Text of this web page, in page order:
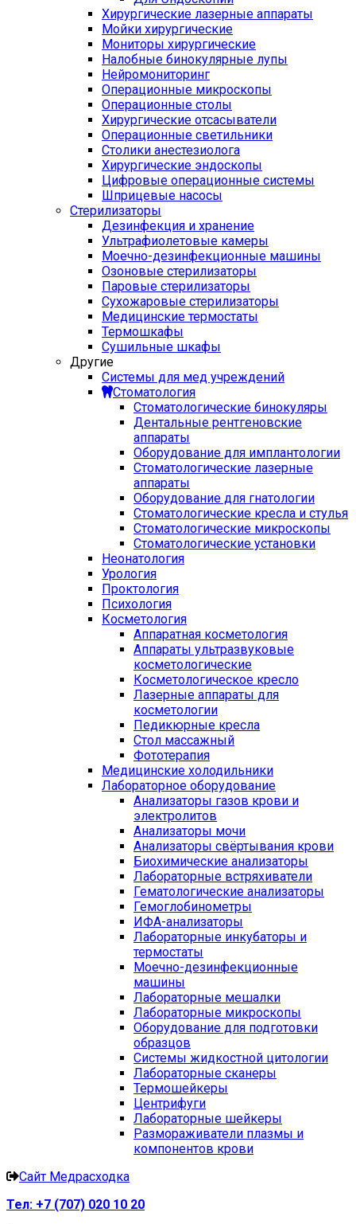
Хирургические лазерные аппараты
Мойки хирургические
Мониторы хирургические
Налобные бинокулярные лупы
Нейромониторинг
Операционные микроскопы
Операционные столы
Хирургические отсасыватели
Операционные светильники
Столики анестезиолога
Хирургические эндоскопы
Цифровые операционные системы
Шприцевые насосы
Стерилизаторы
Дезинфекция и хранение
Ультрафиолетовые камеры
Моечно-дезинфекционные машины
Озоновые стерилизаторы
Паровые стерилизаторы
Сухожаровые стерилизаторы
Медицинские термостаты
Термошкафы
Сушильные шкафы
Другие
Системы для мед учреждений
Стоматология
Стоматологические бинокуляры
Дентальные рентгеновские
аппараты
Оборудование для имплантологии
Стоматологические лазерные
аппараты
Оборудование для гнатологии
Стоматологические кресла и стулья
Стоматологические микроскопы
Стоматологические установки
Неонатология
Урология
Проктология
Психология
Косметология
Аппаратная косметология
Аппараты ультразвуковые
косметологические
Косметологическое кресло
Лазерные аппараты для
косметологии
Педикюрные кресла
Стол массажный
Фототерапия
Медицинские холодильники
Лабораторное оборудование
Анализаторы газов крови и
электролитов
Анализаторы мочи
Анализаторы свёртывания крови
Биохимические анализаторы
Лабораторные встряхиватели
Гематологические анализаторы
Гемоглобинометры
ИФА-анализаторы
Лабораторные инкубаторы и
термостаты
Моечно-дезинфекционные
машины
Лабораторные мешалки
Лабораторные микроскопы
Оборудование для подготовки
образцов
Системы жидкостной цитологии
Лабораторные сканеры
Термошейкеры
Центрифуги
Лабораторные шейкеры
Размораживатели плазмы и
компонентов крови
Сайт Медрасходка
Тел: +7 (707) 020 10 20